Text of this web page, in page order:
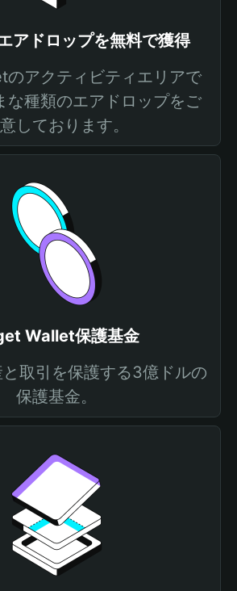
アドロップを無料で獲得
アクティビティエリアで
な種類のエアドロップをご
しております。
Wallet保護基金
取引を保護する3億ドルの
保護基金。